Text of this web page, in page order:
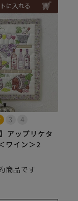
に入れる
アップリケタ
ワイン＞2
商品です